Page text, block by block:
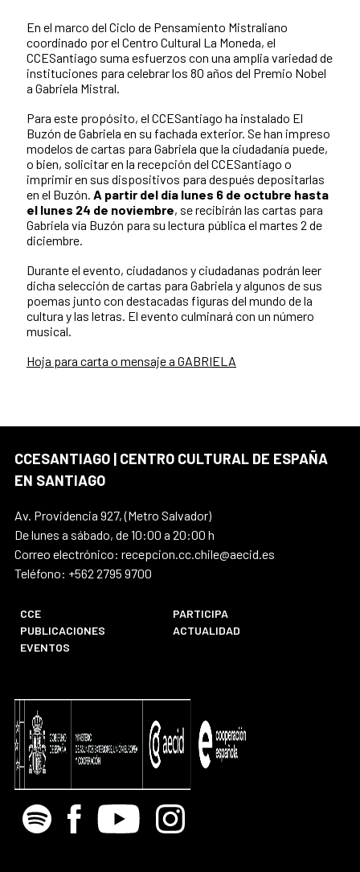
En el marco del Ciclo de Pensamiento Mistraliano
coordinado por el Centro Cultural La Moneda, el
CCESantiago suma esfuerzos con una amplia variedad de
instituciones para celebrar los 80 años del Premio Nobel
a Gabriela Mistral.
Para este propósito, el CCESantiago ha instalado El
Buzón de Gabriela en su fachada exterior. Se han impreso
modelos de cartas para Gabriela que la ciudadanía puede,
o bien, solicitar en la recepción del CCESantiago o
imprimir en sus dispositivos para después depositarlas
en el Buzón. A partir del día lunes 6 de octubre hasta
el lunes 24 de noviembre, se recibirán las cartas para
Gabriela vía Buzón para su lectura pública el martes 2 de
diciembre.
Durante el evento, ciudadanos y ciudadanas podrán leer
dicha selección de cartas para Gabriela y algunos de sus
poemas junto con destacadas figuras del mundo de la
cultura y las letras. El evento culminará con un número
musical.
Hoja para carta o mensaje a GABRIELA
CCESANTIAGO | CENTRO CULTURAL DE ESPAÑA
EN SANTIAGO
Av. Providencia 927, (Metro Salvador)
De lunes a sábado, de 10:00 a 20:00 h
Correo electrónico: recepcion.cc.chile@aecid.es
Teléfono: +562 2795 9700
CCE
PARTICIPA
PUBLICACIONES
ACTUALIDAD
EVENTOS
Spotify Facebook
Youtube Instagram